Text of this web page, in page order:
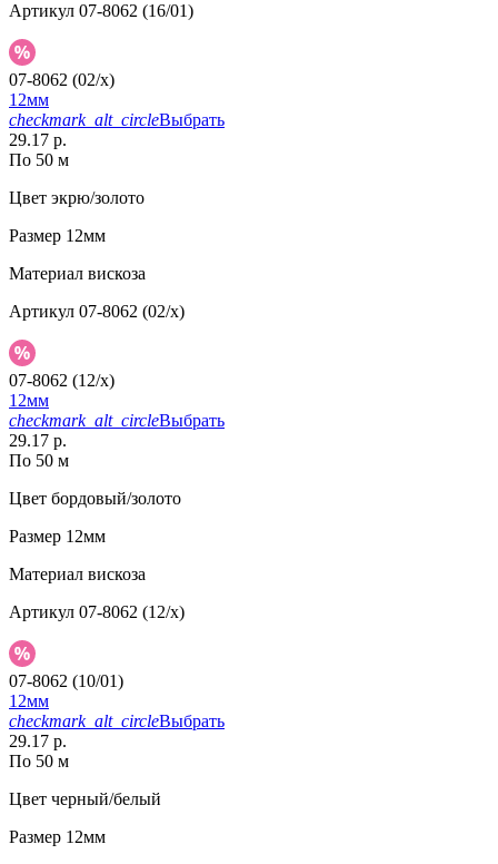
Артикул 07-8062 (16/01)
07-8062 (02/x)
12мм
checkmark_alt_circleВыбрать
29.17 р.
По 50 м
Цвет экрю/золото
Размер 12мм
Материал вискоза
Артикул 07-8062 (02/x)
07-8062 (12/x)
12мм
checkmark_alt_circleВыбрать
29.17 р.
По 50 м
Цвет бордовый/золото
Размер 12мм
Материал вискоза
Артикул 07-8062 (12/x)
07-8062 (10/01)
12мм
checkmark_alt_circleВыбрать
29.17 р.
По 50 м
Цвет черный/белый
Размер 12мм